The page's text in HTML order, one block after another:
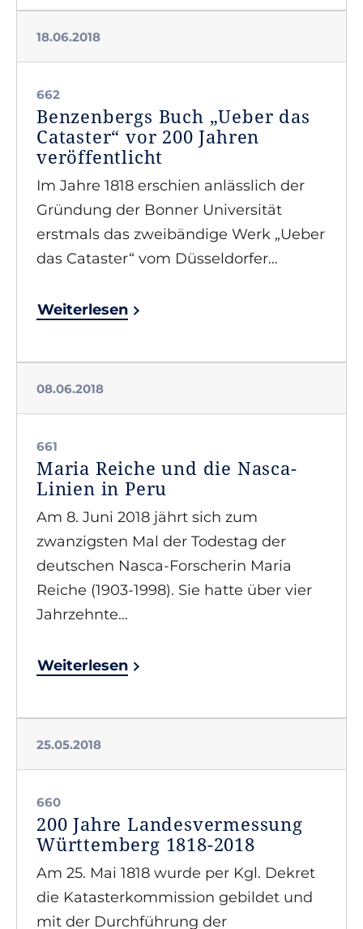
18.06.2018
662
Benzenbergs Buch „Ueber das
Cataster“ vor 200 Jahren
veröffentlicht
Im Jahre 1818 erschien anlässlich der
Gründung der Bonner Universität
erstmals das zweibändige Werk „Ueber
das Cataster“ vom Düsseldorfer…
Weiterlesen
08.06.2018
661
Maria Reiche und die Nasca-
Linien in Peru
Am 8. Juni 2018 jährt sich zum
zwanzigsten Mal der Todestag der
deutschen Nasca-Forscherin Maria
Reiche (1903-1998). Sie hatte über vier
Jahrzehnte…
Weiterlesen
25.05.2018
660
200 Jahre Landesvermessung
Württemberg 1818-2018
Am 25. Mai 1818 wurde per Kgl. Dekret
die Katasterkommission gebildet und
mit der Durchführung der